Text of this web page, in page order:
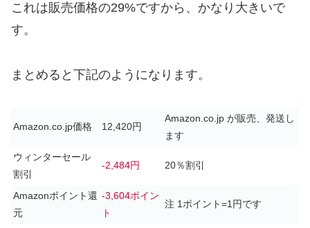
これは販売価格の29%ですから、かなり大きいで
す。
まとめると下記のようになります。
Amazon.co.jp価格 12,420円
Amazon.co.jp が販売、発送し
ます
ウィンターセール
割引
-2,484円 20％割引
Amazonポイント還
元
-3,604ポイン
ト
注 1ポイント=1円です